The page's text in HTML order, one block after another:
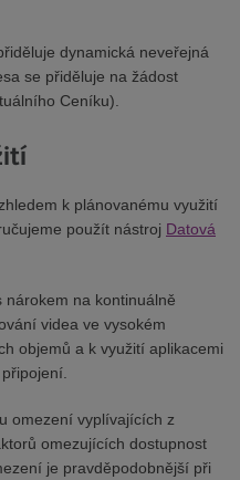
dynamická neveřejná
se přiděluje na žádost
Ceníku).
k plánovanému využití
použít nástroj Datová
na kontinuálně
videa ve vysokém
objemů a k využití aplikacemi
omezení vyplívajících z
omezujících dostupnost
je pravděpodobnější při